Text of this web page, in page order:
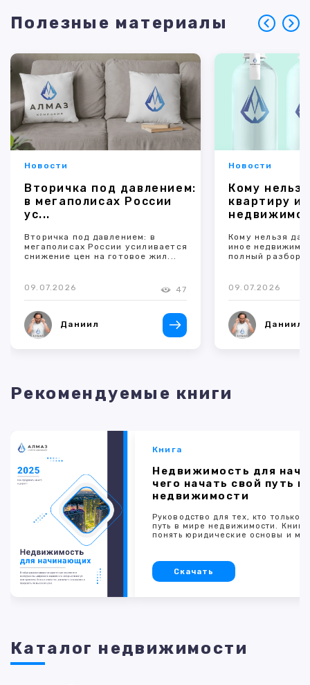
Полезные материалы
Новости
Вторичка под давлением:
в мегаполисах России
ус...
Вторичка под давлением: в
мегаполисах России усиливается
снижение цен на готовое жил...
09.07.2026 47
Даниил
Новости
Кому
квартиру и
Кому нельзя
иное
полный разбор
09.07.2026
Даниил
Рекомендуемые книги
Книга
Недвижимость для
чего начать свой путь в
недвижимости
Руководство для тех, кто только
путь в мире недвижимости.
понять юридические основы и
Скачать
Каталог недвижимости